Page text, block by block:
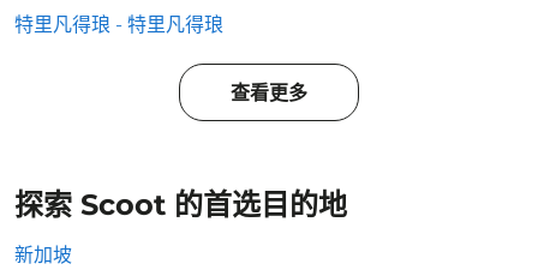
特里凡得琅 - 特里凡得琅
查看更多
探索 Scoot 的首选目的地
新加坡